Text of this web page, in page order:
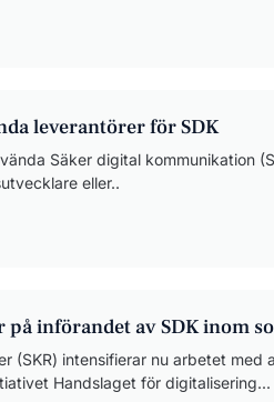
leverantörer för SDK
Säker digital kommunikation
eller..
på införandet av SDK inom
(SKR) intensifierar nu arbetet
Handslaget för digitalisering...